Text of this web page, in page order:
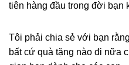
tiên hàng đầu trong đời bạn
Tôi phải chia sẻ với bạn
bất cứ quà tặng nào đi nữa